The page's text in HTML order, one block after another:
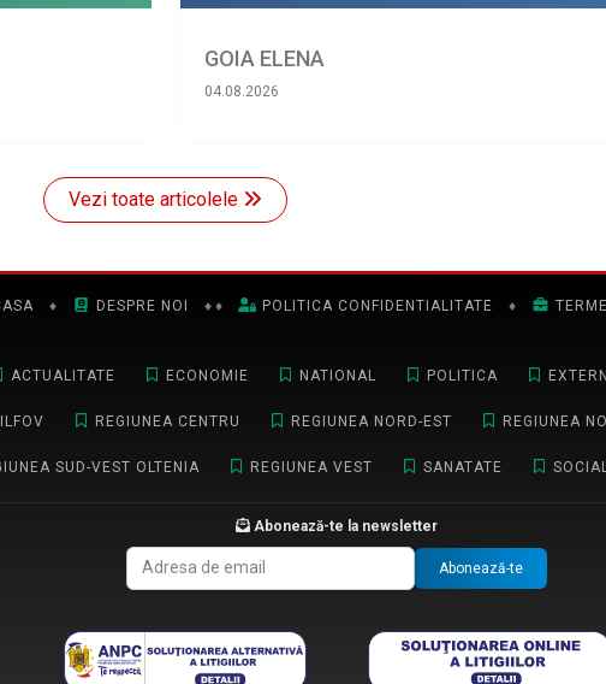
GOIA ELENA
04.08.2026
Vezi toate articolele
♦ DESPRE NOI ♦ ♦ POLITICA CONFIDENTIALITATE ♦
ACTUALITATE ECONOMIE NATIONAL POLITICA
REGIUNEA CENTRU REGIUNEA NORD-EST REGIUNEA
SUD-VEST OLTENIA REGIUNEA VEST SANATATE
Abonează-te la newsletter
Abonează-te